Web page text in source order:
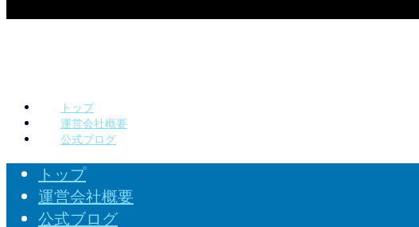
トップ
運営会社概要
公式ブログ
トップ
運営会社概要
公式ブログ